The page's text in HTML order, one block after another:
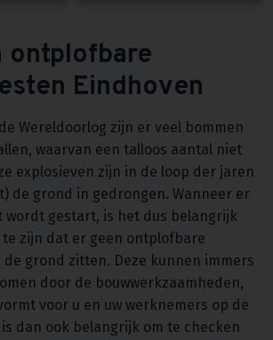
ontplofbare
Eindhoven
Wereldoorlog zijn er veel bommen
waarvan een talloos aantal niet
explosieven zijn in de loop der jaren
de grond in gedrongen. Wanneer er
wordt gestart, is het dus belangrijk
te zijn dat er geen ontplofbare
grond zitten. Deze kunnen immers
door de bouwwerkzaamheden,
voor u en uw werknemers op de
is dan ook belangrijk om te checken